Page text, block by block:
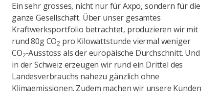
Ein sehr grosses, nicht nur für Axpo, sondern für die
ganze Gesellschaft. Über unser gesamtes
Kraftwerksportfolio betrachtet, produzieren wir mit
rund 80g CO2 pro Kilowattstunde viermal weniger
CO2-Ausstoss als der europäische Durchschnitt. Und
in der Schweiz erzeugen wir rund ein Drittel des
Landesverbrauchs nahezu gänzlich ohne
Klimaemissionen. Zudem machen wir unsere Kunden